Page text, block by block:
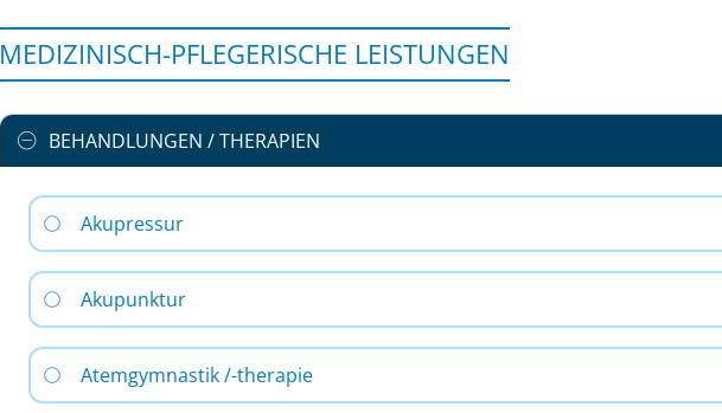
MEDIZINISCH-PFLEGERISCHE LEISTUNGEN
BEHANDLUNGEN / THERAPIEN
Akupressur
Akupunktur
Atemgymnastik /-therapie